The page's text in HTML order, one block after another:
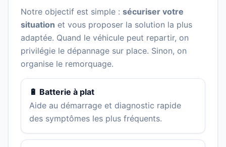
Notre objectif est simple : sécuriser votre
situation et vous proposer la solution la plus
adaptée. Quand le véhicule peut repartir, on
privilégie le dépannage sur place. Sinon, on
organise le remorquage.
🔋 Batterie à plat
Aide au démarrage et diagnostic rapide
des symptômes les plus fréquents.